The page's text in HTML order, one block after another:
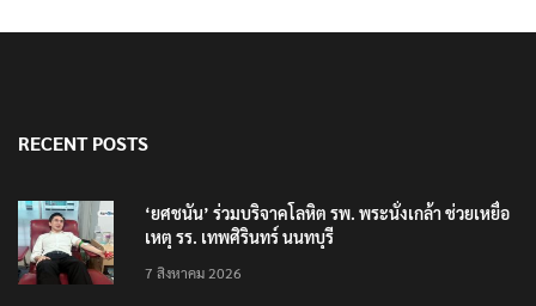
RECENT POSTS
‘ยศชนัน’ ร่วมบริจาคโลหิต รพ. พระนั่งเกล้า ช่วยเหยื่อ
เหตุ รร. เทพศิรินทร์ นนทบุรี
7 สิงหาคม 2026